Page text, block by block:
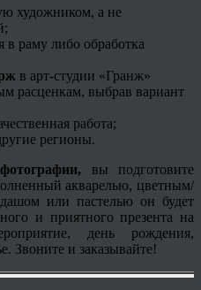
художником, а не
раму либо обработка
в арт-студии «Гранж»
расценкам, выбрав вариант
работа;
регионы.
вы подготовите
акварелью, цветным/
или пастелью он будет
и приятного презента на
день рождения,
Звоните и заказывайте!